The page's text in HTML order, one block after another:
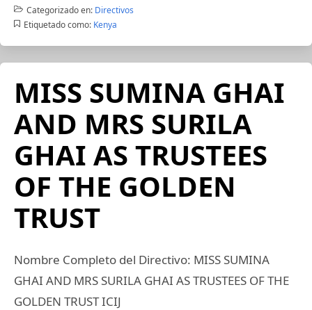
Categorizado en: Directivos
Etiquetado como: Kenya
MISS SUMINA GHAI
AND MRS SURILA
GHAI AS TRUSTEES
OF THE GOLDEN
TRUST
Nombre Completo del Directivo: MISS SUMINA
GHAI AND MRS SURILA GHAI AS TRUSTEES OF THE
GOLDEN TRUST ICIJ